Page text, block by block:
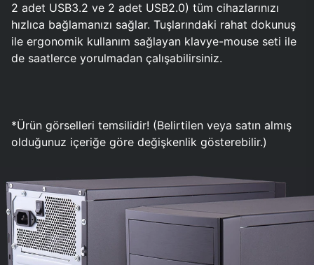
2 adet USB3.2 ve 2 adet USB2.0) tüm cihazlarınızı
hızlıca bağlamanızı sağlar. Tuşlarındaki rahat dokunuş
ile ergonomik kullanım sağlayan klavye-mouse seti ile
de saatlerce yorulmadan çalışabilirsiniz.
*Ürün görselleri temsilidir! (Belirtilen veya satın almış
olduğunuz içeriğe göre değişkenlik gösterebilir.)